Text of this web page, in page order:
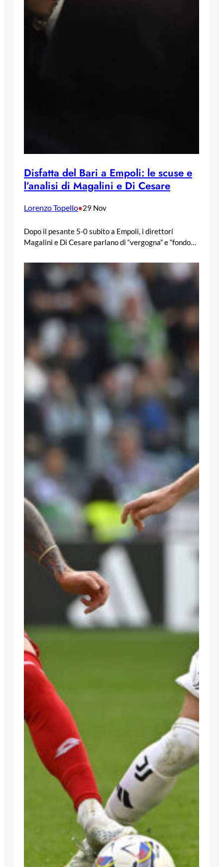
Disfatta del Bari a Empoli: le scuse e
l’analisi di Magalini e Di Cesare
Lorenzo Topello•29 Nov
Dopo il pesante 5-0 subito a Empoli, i direttori
Magalini e Di Cesare parlano di “vergogna” e “fondo…